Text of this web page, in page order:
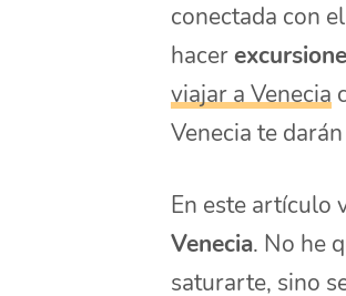
conectada con
hacer
viajar a Venecia
Venecia te
En este artículo
Venecia. No he
saturarte, sino